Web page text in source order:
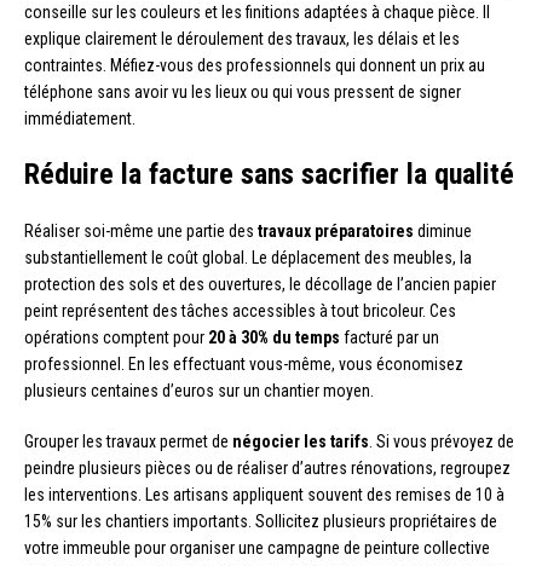
conseille sur les couleurs et les finitions adaptées à chaque pièce. Il
explique clairement le déroulement des travaux, les délais et les
contraintes. Méfiez-vous des professionnels qui donnent un prix au
téléphone sans avoir vu les lieux ou qui vous pressent de signer
immédiatement.
Réduire la facture sans sacrifier la qualité
Réaliser soi-même une partie des travaux préparatoires diminue
substantiellement le coût global. Le déplacement des meubles, la
protection des sols et des ouvertures, le décollage de l’ancien papier
peint représentent des tâches accessibles à tout bricoleur. Ces
opérations comptent pour 20 à 30% du temps facturé par un
professionnel. En les effectuant vous-même, vous économisez
plusieurs centaines d’euros sur un chantier moyen.
Grouper les travaux permet de négocier les tarifs . Si vous prévoyez de
peindre plusieurs pièces ou de réaliser d’autres rénovations, regroupez
les interventions. Les artisans appliquent souvent des remises de 10 à
15% sur les chantiers importants. Sollicitez plusieurs propriétaires de
votre immeuble pour organiser une campagne de peinture collective